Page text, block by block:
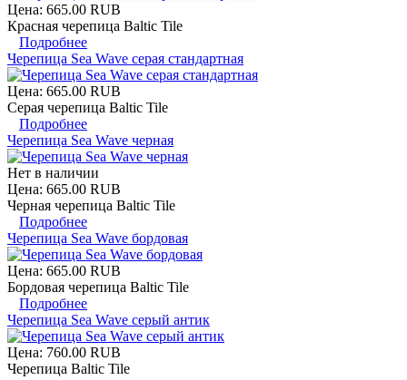
Цена: 665.00 RUB
Красная черепица Baltic Tile
Подробнее
Черепица Sea Wave серая стандартная
Цена: 665.00 RUB
Серая черепица Baltic Tile
Подробнее
Черепица Sea Wave черная
Нет в наличии
Цена: 665.00 RUB
Черная черепица Baltic Tile
Подробнее
Черепица Sea Wave бордовая
Цена: 665.00 RUB
Бордовая черепица Baltic Tile
Подробнее
Черепица Sea Wave серый антик
Цена: 760.00 RUB
Черепица Baltic Tile